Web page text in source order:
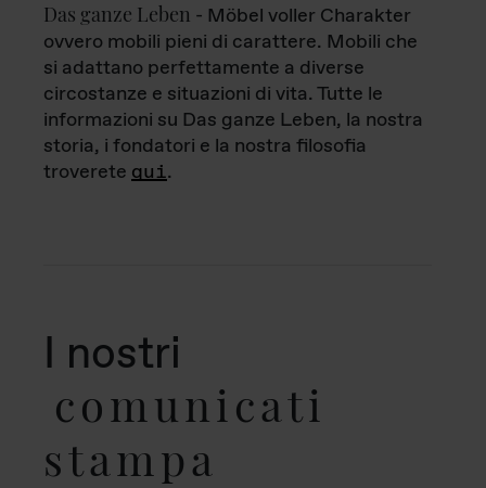
Das ganze Leben - Möbel voller Charakter
ovvero mobili pieni di carattere. Mobili che
si adattano perfettamente a diverse
circostanze e situazioni di vita. Tutte le
informazioni su Das ganze Leben, la nostra
storia, i fondatori e la nostra filosofia
troverete qui.
I nostri
comunicati
stampa